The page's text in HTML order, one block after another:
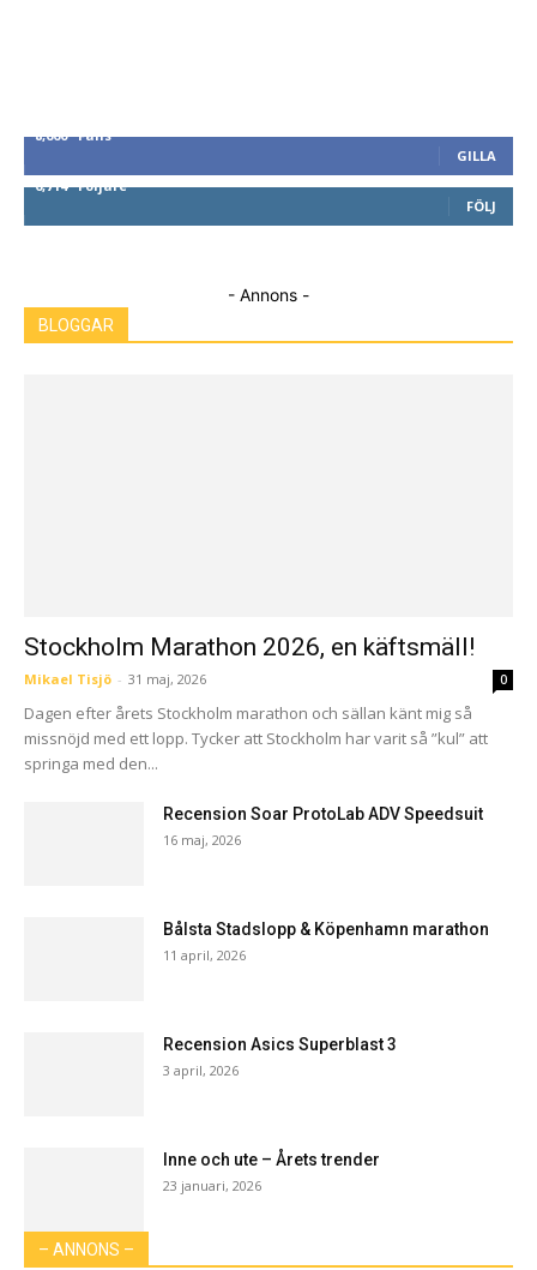
8,660 Fans
GILLA
6,714
Följare
FÖLJ
- Annons -
BLOGGAR
Stockholm Marathon 2026, en käftsmäll!
Mikael Tisjö - 31 maj, 2026 0
Dagen efter årets Stockholm marathon och sällan känt mig så
missnöjd med ett lopp. Tycker att Stockholm har varit så ”kul” att
springa med den...
Recension Soar ProtoLab ADV Speedsuit
16 maj, 2026
Bålsta Stadslopp & Köpenhamn marathon
11 april, 2026
Recension Asics Superblast 3
3 april, 2026
Inne och ute – Årets trender
23 januari, 2026
– ANNONS –